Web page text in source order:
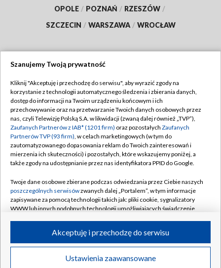
OPOLE / POZNAŃ / RZESZÓW /
SZCZECIN / WARSZAWA / WROCŁAW
TVP
Abonament TVP
Emisja w TVP
Centrum informacji TVP
Naziemna Telewizja Cyfrowa
Rada Programowa
System NOS
Informacje o nadawcy
Program dla prasy
Regulamin TVP
Polityka prywatności
Moje zgody
Pomoc
Kontakt
Kanały
©2026 Telewizja Polska S.A. w likwidacji
Szanujemy Twoją prywatność
Kliknij "Akceptuję i przechodzę do serwisu", aby wyrazić zgody na
korzystanie z technologii automatycznego śledzenia i zbierania danych,
dostęp do informacji na Twoim urządzeniu końcowym i ich
przechowywanie oraz na przetwarzanie Twoich danych osobowych przez
nas, czyli Telewizję Polską S.A. w likwidacji (zwaną dalej również „TVP”),
Zaufanych Partnerów z IAB* (1201 firm) oraz pozostałych Zaufanych
Partnerów TVP (93 firm), w celach marketingowych (w tym do
zautomatyzowanego dopasowania reklam do Twoich zainteresowań i
mierzenia ich skuteczności) i pozostałych, które wskazujemy poniżej, a
także zgody na udostępnianie przez nas identyfikatora PPID do Google.
Twoje dane osobowe zbierane podczas odwiedzania przez Ciebie naszych
poszczególnych serwisówzwanych dalej „Portalem”, w tym informacje
zapisywane za pomocą technologii takich jak: pliki cookie, sygnalizatory
WWW lub innych podobnych technologii umożliwiających świadczenie
ruchu w Internecie.
Twoje dane osobowe zbierane podczas odwiedzania przez Ciebie
poszczególnych serwisówna Portalu, takie jak adresy IP, identyfikatory
Ustawienia zaawansowane
Akceptuję i przechodzę do serwisu